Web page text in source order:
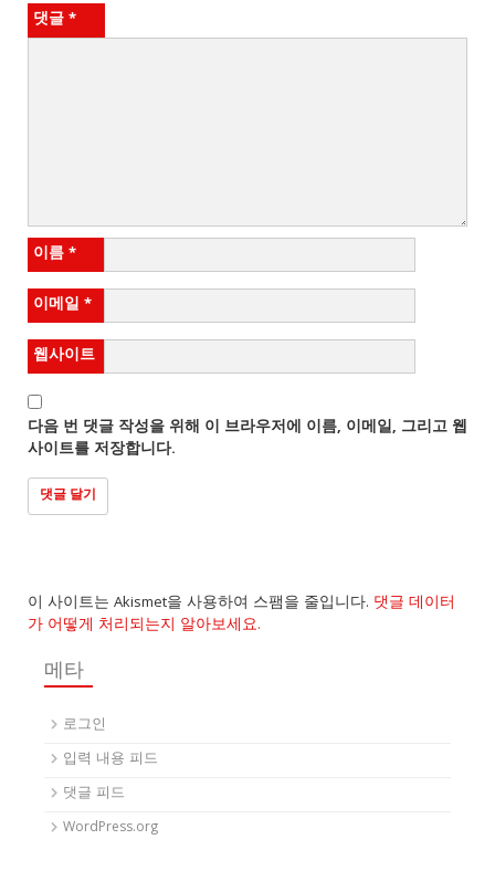
댓글*
이름*
이메일 *
웹사이트
다음 번 댓글 작성을 위해 이 브라우저에 이름, 이메일, 그리고 웹
사이트를 저장합니다.
이 사이트는 Akismet을 사용하여 스팸을 줄입니다. 댓글 데이터
가 어떻게 처리되는지 알아보세요.
메타
로그인
입력 내용 피드
댓글 피드
WordPress.org